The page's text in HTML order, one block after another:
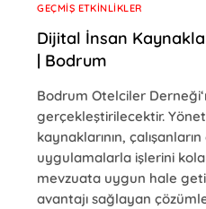
GEÇMIŞ ETKINLIKLER
Dijital İnsan
| Bodrum
Bodrum Otelciler
gerçekleştirilecektir.
kaynaklarının,
uygulamalarla işlerini
mevzuata uygun hale
avantajı sağlayan